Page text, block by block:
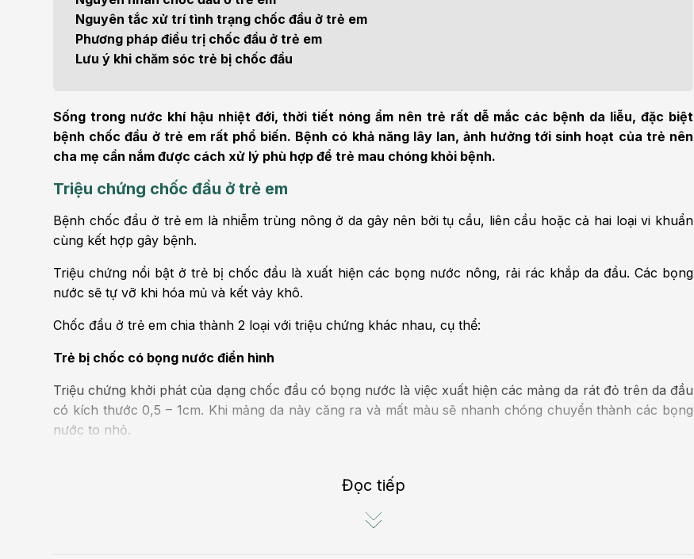
Bệnh học Ung bướu
Thẩm mỹ
Tiêu hóa - Gan - Mật
Nội Tiết
Cấp cứu - Hồi sức tích
Vật lý trị liệu - Phục hồi
chức năng
Tâm lý và sức khỏe tâm
thần
Nguyên tắc xử trí tình trạng chốc đầu ở trẻ em
Phương pháp điều trị chốc đầu ở trẻ em
Lưu ý khi chăm sóc trẻ bị chốc đầu
Sống trong nước khí hậu nhiệt đới, thời tiết nóng ẩm nên trẻ rất dễ mắc các bệnh da liễu, đặc biệt
bệnh chốc đầu ở trẻ em rất phổ biến. Bệnh có khả năng lây lan, ảnh hưởng tới sinh hoạt của trẻ nên
cha mẹ cần nắm được cách xử lý phù hợp để trẻ mau chóng khỏi bệnh.
Triệu chứng chốc đầu ở trẻ em
Bệnh chốc đầu ở trẻ em là nhiễm trùng nông ở da gây nên bởi tụ cầu, liên cầu hoặc cả hai loại vi khuẩn
cùng kết hợp gây bệnh.
Triệu chứng nổi bật ở trẻ bị chốc đầu là xuất hiện các bọng nước nông, rải rác khắp da đầu. Các bọng
nước sẽ tự vỡ khi hóa mủ và kết vảy khô.
Chốc đầu ở trẻ em chia thành 2 loại với triệu chứng khác nhau, cụ thể:
Trẻ bị chốc có bọng nước điển hình
Triệu chứng khởi phát của dạng chốc đầu có bọng nước là việc xuất hiện các mảng da rát đỏ trên da đầu
có kích thước 0,5 – 1cm. Khi mảng da này căng ra và mất màu sẽ nhanh chóng chuyển thành các bọng
nước to nhỏ.
đóng vảy tiết dịch màu vàng nâu mật ong làm tóc bết dính, khó chịu.
Chốc đầu khiến trẻ ngứa ngáy, không kiềm chế được việc gãi vào vết chốc dẫn tới tình trạng nặng nề
Đọc tiếp